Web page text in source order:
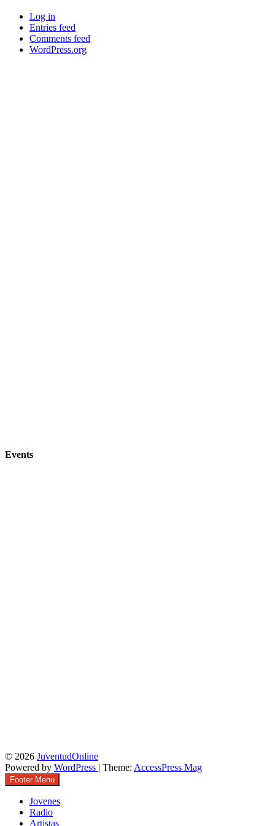
Log in
Entries feed
Comments feed
WordPress.org
Events
© 2026 JuventudOnline
Powered by WordPress | Theme: AccessPress Mag
Footer Menu
Jovenes
Radio
Artistas